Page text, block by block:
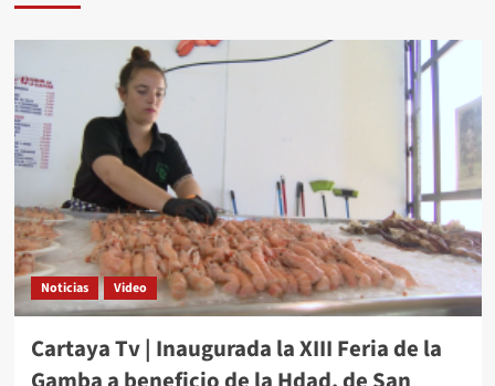
Noticias Video
Cartaya Tv | Inaugurada la XIII Feria de la